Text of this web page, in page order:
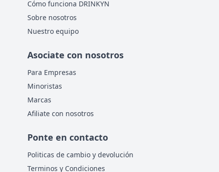
Cómo funciona DRINKYN
Sobre nosotros
Nuestro equipo
Asociate con nosotros
Para Empresas
Minoristas
Marcas
Afiliate con nosotros
Ponte en contacto
Politicas de cambio y devolución
Terminos y Condiciones